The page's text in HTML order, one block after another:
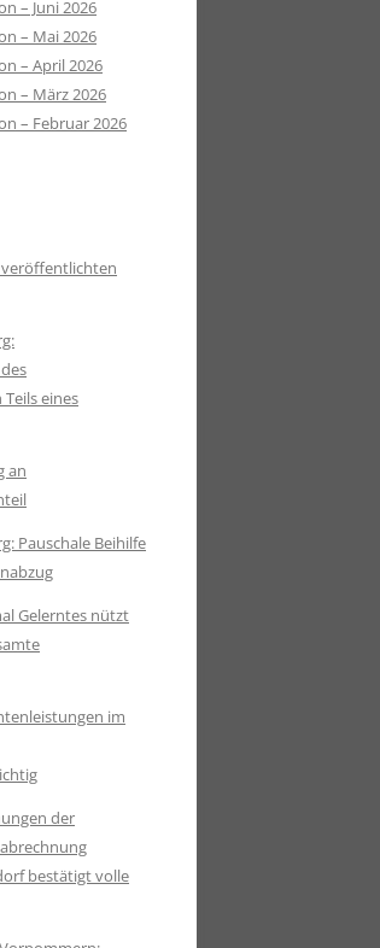
– Juni 2026
– Mai 2026
– April 2026
– März 2026
– Februar 2026
veröffentlichten
eines
an
Pauschale Beihilfe
Gelerntes nützt
im
der
bestätigt volle